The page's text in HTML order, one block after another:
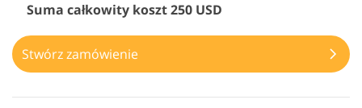
Suma całkowity koszt 250 USD
Stwórz zamówienie